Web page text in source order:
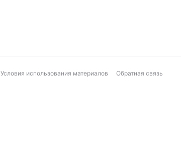
Условия использования материалов Обратная связь